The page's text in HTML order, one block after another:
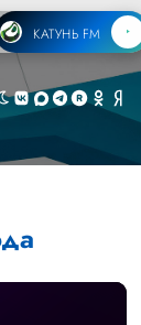
КАТУНЬ FM